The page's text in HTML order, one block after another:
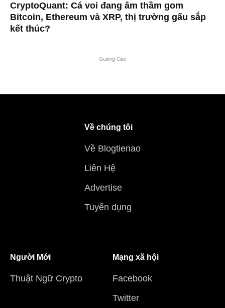
CryptoQuant: Cá voi đang âm thầm gom
Bitcoin, Ethereum và XRP, thị trường gấu sắp
kết thúc?
Quảng Cáo
Về chúng tôi
Về Blogtienao
Liên Hệ
Advertise
Tuyển dụng
Người Mới
Thuật Ngữ Crypto
Mạng xã hội
Facebook
Twitter